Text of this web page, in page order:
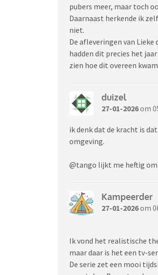
pubers meer, maar toch
Daarnaast herkende ik
niet.
De afleveringen van
hadden dit precies het
zien hoe dit overeen
duizel
27-01-2026om
ik denk dat de kracht is
omgeving.
@tango lijkt me heftig om
Kampeerder
27-01-2026om
Ik vond het realistische
maar daar is het een tv-
De serie zet een mooi